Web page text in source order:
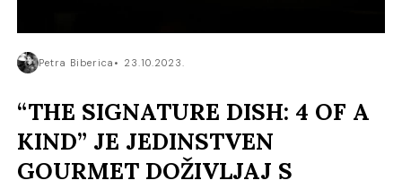
Petra Biberica 23.10.2023.
“THE SIGNATURE DISH: 4 OF A
KIND” JE JEDINSTVEN
GOURMET DOŽIVLJAJ S